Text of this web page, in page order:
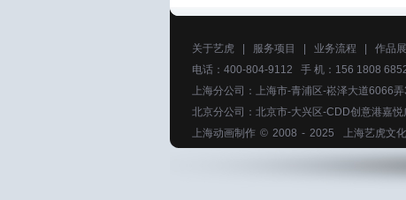
关于艺虎 服务项目 业务流程 作品
电话：400-804-9112 手 机：156 1808
上海分公司：上海市-青浦区-崧泽大道6066
北京分公司：北京市-大兴区-CDD创意港嘉
上海动画制作 © 2008 - 2025 上海艺虎文